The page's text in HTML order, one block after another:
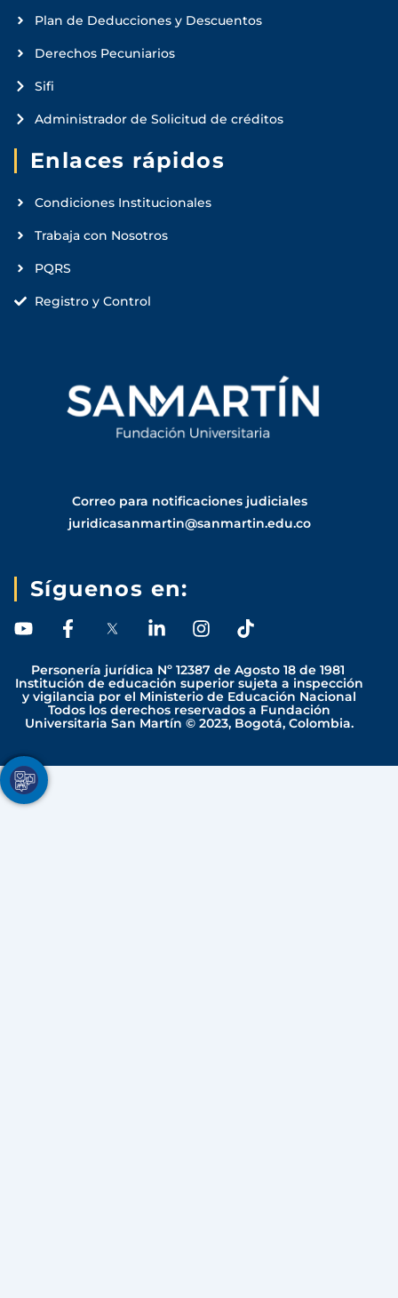
Plan de Deducciones y Descuentos
Derechos Pecuniarios
Sifi
Administrador de Solicitud de créditos
Enlaces rápidos
Condiciones Institucionales
Trabaja con Nosotros
PQRS
Registro y Control
Correo para notificaciones judiciales
juridicasanmartin@sanmartin.edu.co
Síguenos en:
Y
u
t
u
b
F
c
e
b
o
L
n
k
e
d
I
s
t
a
g
T
k
t
o
k
Personería jurídica Nº 12387 de Agosto 18 de 1981
Institución de educación superior sujeta a inspección
y vigilancia por el Ministerio de Educación Nacional
Todos los derechos reservados a Fundación
Universitaria San Martín © 2023, Bogotá, Colombia.
Youtube
Facebook
Twitter
TikTok
Instagram